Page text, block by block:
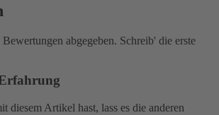
abgegeben. Schreib' die erste
diesem Artikel hast, lass es die anderen